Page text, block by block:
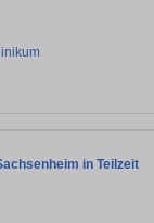
in Teilzeit